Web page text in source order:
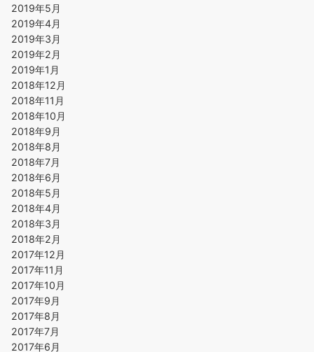
2019年5月
2019年4月
2019年3月
2019年2月
2019年1月
2018年12月
2018年11月
2018年10月
2018年9月
2018年8月
2018年7月
2018年6月
2018年5月
2018年4月
2018年3月
2018年2月
2017年12月
2017年11月
2017年10月
2017年9月
2017年8月
2017年7月
2017年6月